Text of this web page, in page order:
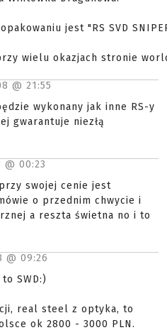
jest "RS SVD
wielu okazjach stronie
@ 21:55
wykonany jak inne RS-y
gwarantuje niezłą
@ 00:23
swojej cenie jest
o przednim chwycie i
a reszta świetna no i to
@ 09:26
SWD:)
real steel z optyka, to
ok 2800 - 3000 PLN.